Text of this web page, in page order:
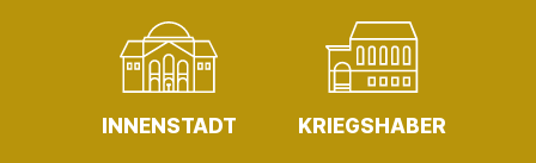
INNENSTADT KRIEGSHABER